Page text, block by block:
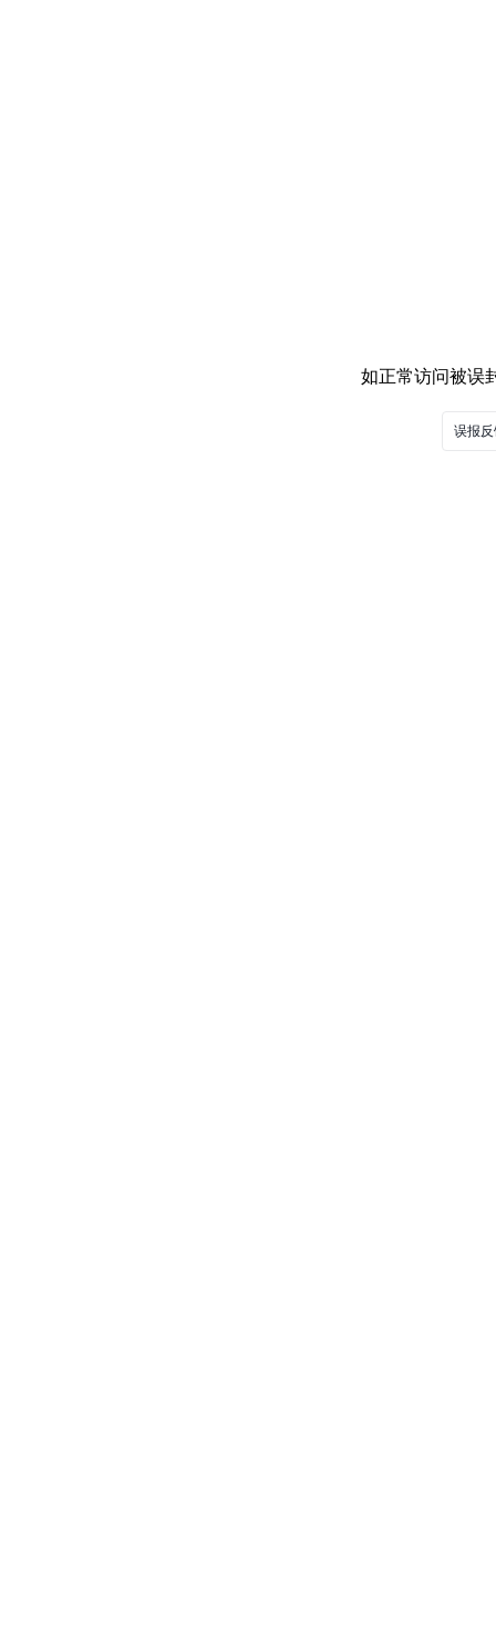
如正常访问被误
误报